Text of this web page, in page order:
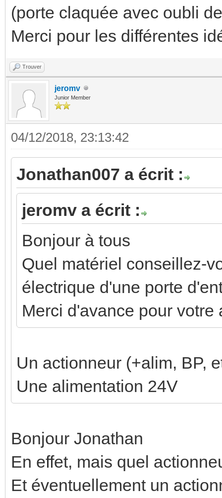
(porte claquée avec oubli
Merci pour les différentes
Trouver
jeromv
Junior Member
04/12/2018, 23:13:42
Jonathan007 a écrit :
jeromv a écrit :
Bonjour à tous
Quel matériel conseillez-
électrique d'une porte
Merci d'avance pour votre
Un actionneur (+alim, BP,
Une alimentation 24V
Bonjour Jonathan
En effet, mais quel
Et éventuellement un